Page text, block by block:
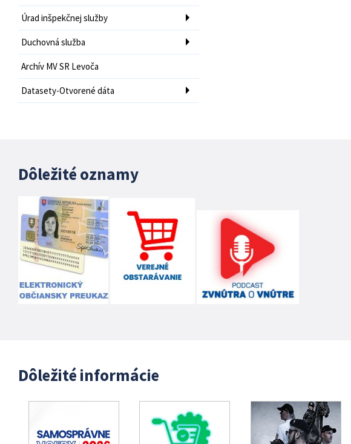
Úrad inšpekčnej služby
Duchovná služba
Archív MV SR Levoča
Datasety-Otvorené dáta
Dôležité oznamy
Dôležité informácie